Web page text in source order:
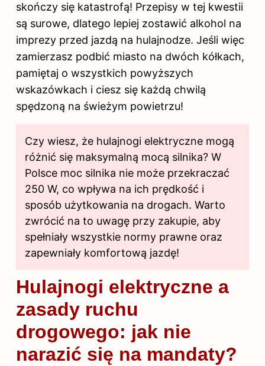
skończy się katastrofą! Przepisy w tej kwestii
są surowe, dlatego lepiej zostawić alkohol na
imprezy przed jazdą na hulajnodze. Jeśli więc
zamierzasz podbić miasto na dwóch kółkach,
pamiętaj o wszystkich powyższych
wskazówkach i ciesz się każdą chwilą
spędzoną na świeżym powietrzu!
Czy wiesz, że hulajnogi elektryczne mogą
różnić się maksymalną mocą silnika? W
Polsce moc silnika nie może przekraczać
250 W, co wpływa na ich prędkość i
sposób użytkowania na drogach. Warto
zwrócić na to uwagę przy zakupie, aby
spełniały wszystkie normy prawne oraz
zapewniały komfortową jazdę!
Hulajnogi elektryczne a
zasady ruchu
drogowego: jak nie
narazić się na mandaty?